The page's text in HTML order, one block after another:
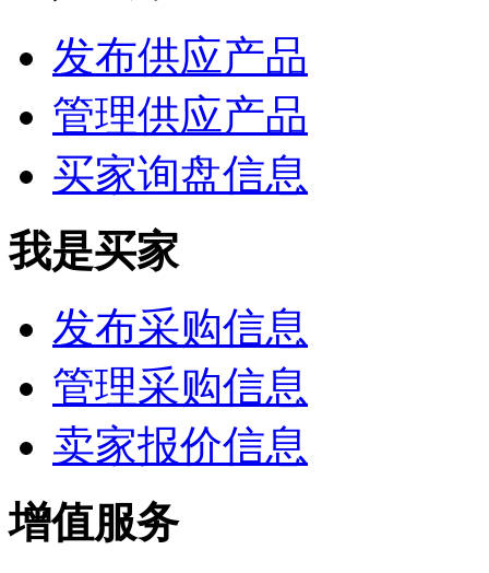
发布供应产品
管理供应产品
买家询盘信息
我是买家
发布采购信息
管理采购信息
卖家报价信息
增值服务